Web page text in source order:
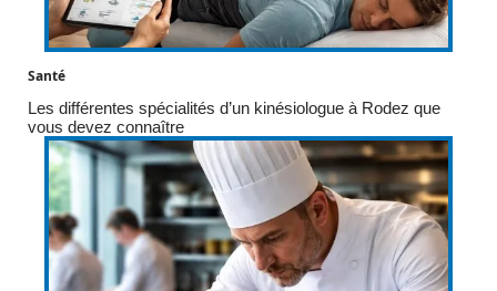
Santé
Les différentes spécialités d’un kinésiologue à Rodez que
vous devez connaître